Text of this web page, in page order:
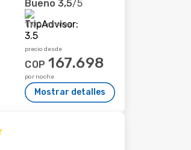
Bueno 3,5/5
1.100 reseñas
precio desde
COP 167.698
por noche
Mostrar detalles